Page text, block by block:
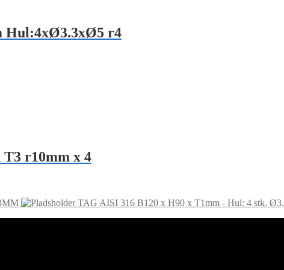
Hul:4xØ3.3xØ5 r4
r10mm x 4
TAG AISI 316 B120 x H90 x T1mm - Hul: 4 stk.